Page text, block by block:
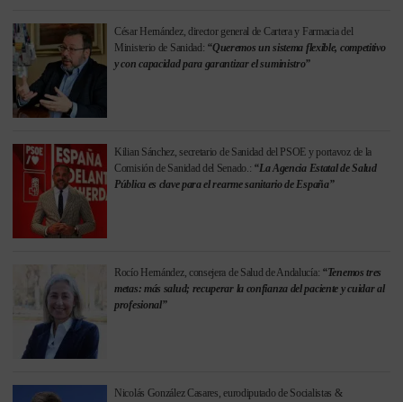
César Hernández, director general de Cartera y Farmacia del
Ministerio de Sanidad: “Queremos un sistema flexible, competitivo
y con capacidad para garantizar el suministro”
Kilian Sánchez, secretario de Sanidad del PSOE y portavoz de la
Comisión de Sanidad del Senado.: “La Agencia Estatal de Salud
Pública es clave para el rearme sanitario de España”
Rocío Hernández, consejera de Salud de Andalucía: “Tenemos tres
metas: más salud; recuperar la confianza del paciente y cuidar al
profesional”
Nicolás González Casares, eurodiputado de Socialistas &